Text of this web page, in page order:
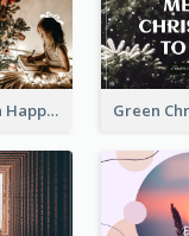
Golden Brown Happy Holidays For Christmas Post Card